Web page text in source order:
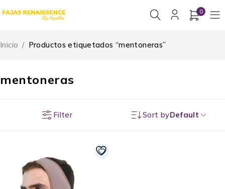
0
mentoneras
Inicio / Productos etiquetados “mentoneras”
Filter Sort byDefault